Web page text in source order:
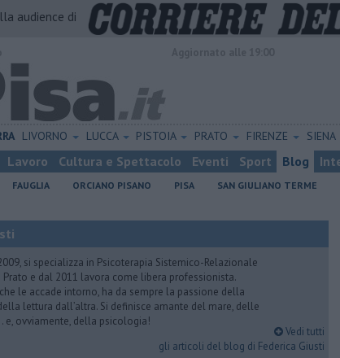
audience di
LIVORNO LUCCA PISTOIA PRATO FIRENZE SIENA
Lavoro Cultura e Spettacolo Eventi Sport Blog
FAUGLIA ORCIANO PISANO PISA SAN GIULIANO TERME
si specializza in Psicoterapia Sistemico-Relazionale
Prato e dal 2011 lavora come libera professionista.
le accade intorno, ha da sempre la passione della
lettura dall’altra. Si definisce amante del mare, delle
e, ovviamente, della psicologia!
Vedi tutti
gli articoli del blog di Federica Giusti